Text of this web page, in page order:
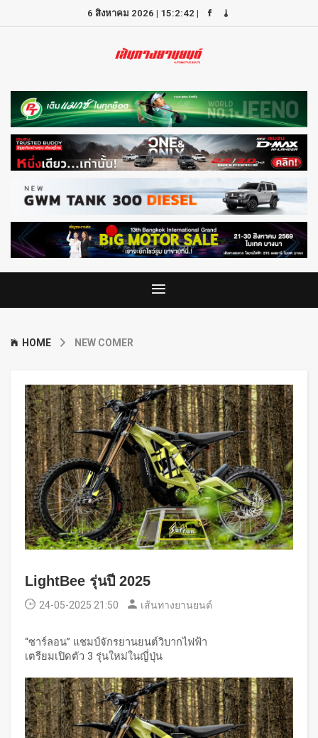
6 สิงหาคม 2026 | 15:2:42 |
HOME NEW COMER
LightBee รุ่นปี 2025
24-05-2025 21:50 เส้นทางยานยนต์
“ซาร์ลอน” แชมป์จักรยานยนต์วิบากไฟฟ้า
เตรียมเปิดตัว 3 รุ่นใหม่ในญี่ปุ่น